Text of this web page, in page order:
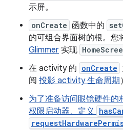
示屏。
onCreate 函数中的
的可组合界面树的根。您
Glimmer 实现
在 activity 的 onCreate
阅 投影 activity 生命周期
为了准备访问眼镜硬件的
权限启动器、定义